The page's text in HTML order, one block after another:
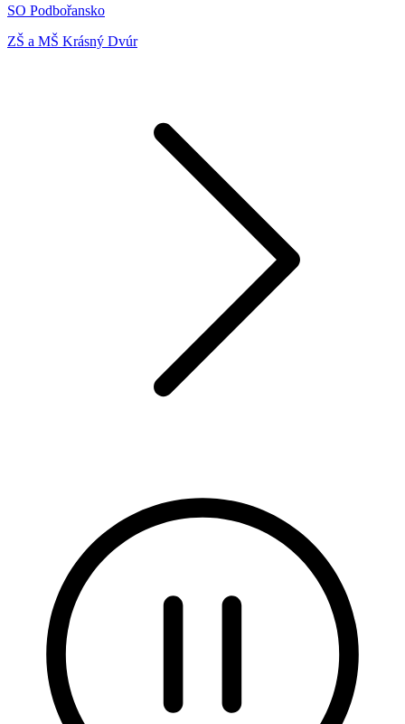
SO Podbořansko
ZŠ a MŠ Krásný Dvúr